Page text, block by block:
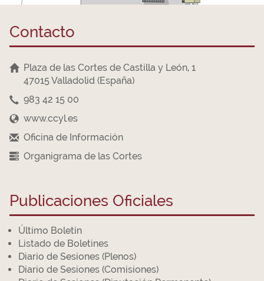
Contacto
Plaza de las Cortes de Castilla y León, 1
47015 Valladolid (España)
983 42 15 00
www.ccyl.es
Oficina de Información
Organigrama de las Cortes
Publicaciones Oficiales
Último Boletín
Listado de Boletines
Diario de Sesiones (Plenos)
Diario de Sesiones (Comisiones)